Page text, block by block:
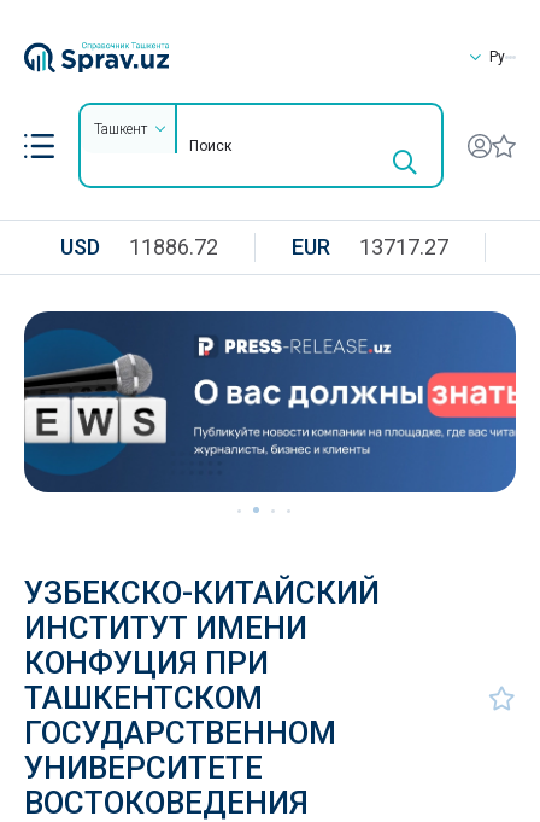
Ру
Ташкент
USD 11886.72 EUR 13717.27
УЗБЕКСКО-КИТАЙСКИЙ
ИНСТИТУТ ИМЕНИ
КОНФУЦИЯ ПРИ
ТАШКЕНТСКОМ
ГОСУДАРСТВЕННОМ
УНИВЕРСИТЕТЕ
ВОСТОКОВЕДЕНИЯ